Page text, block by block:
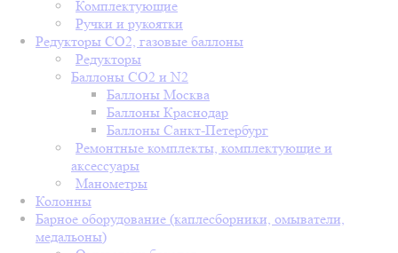
Комплектующие
Ручки и рукоятки
Редукторы СО2, газовые баллоны
Редукторы
Баллоны СО2 и N2
Баллоны Москва
Баллоны Краснодар
Баллоны Санкт-Петербург
Ремонтные комплекты, комплектующие и
аксессуары
Манометры
Колонны
Барное оборудование (каплесборники, омыватели,
медальоны)